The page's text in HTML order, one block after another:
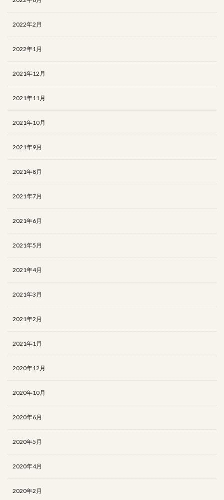
2022年2月
2022年1月
2021年12月
2021年11月
2021年10月
2021年9月
2021年8月
2021年7月
2021年6月
2021年5月
2021年4月
2021年3月
2021年2月
2021年1月
2020年12月
2020年10月
2020年6月
2020年5月
2020年4月
2020年2月